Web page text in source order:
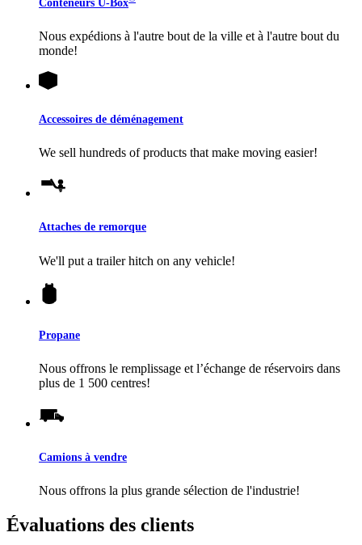
Conteneurs U-Box
Nous expédions à l'autre bout de la ville et à l'autre bout du
monde!
Accessoires de déménagement
We sell hundreds of products that make moving easier!
Attaches de remorque
We'll put a trailer hitch on any vehicle!
Propane
Nous offrons le remplissage et l’échange de réservoirs dans
plus de 1 500 centres!
Camions à vendre
Nous offrons la plus grande sélection de l'industrie!
Évaluations des clients